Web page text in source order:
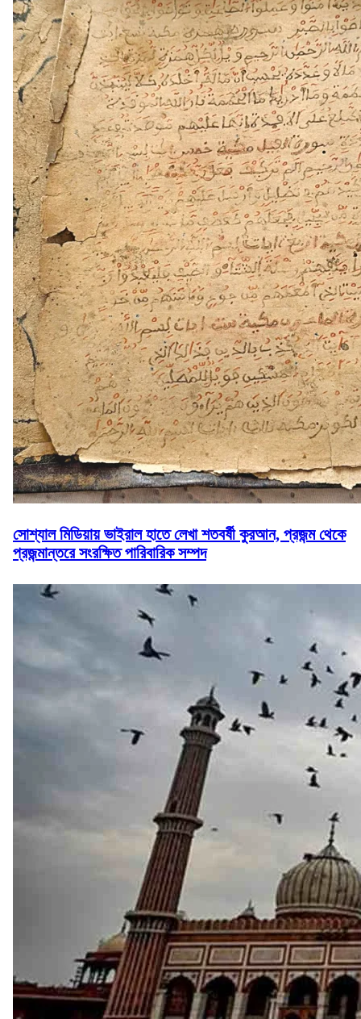
সোশ্যাল মিডিয়ায় ভাইরাল হাতে লেখা শতবর্ষী কুরআন, প্রজন্ম থেকে
প্রজন্মান্তরে সংরক্ষিত পারিবারিক সম্পদ